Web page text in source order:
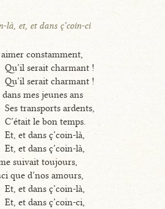
là, et, et dans ç’coin-ci
aimer constamment,
Qu’il serait charmant !
Qu’il serait charmant !
dans mes jeunes ans
Ses transports ardents,
C’était le bon temps.
Et, et dans ç’coin-là,
Et, et dans ç’coin-là,
suivait toujours,
que d’nos amours,
Et, et dans ç’coin-là,
Et, et dans ç’coin-ci,